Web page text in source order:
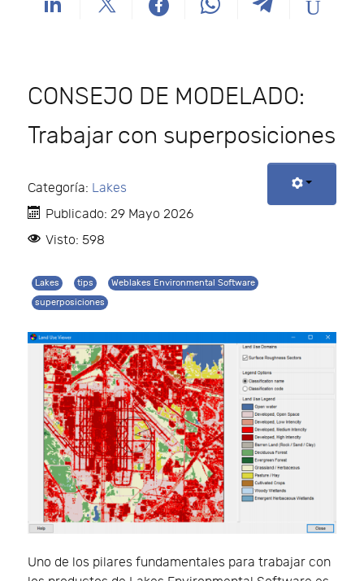
CONSEJO DE MODELADO:
Trabajar con superposiciones
Categoría: Lakes
Publicado: 29 Mayo 2026
Visto: 598
Lakes tips
Weblakes Environmental Software
superposiciones
Uno de los pilares fundamentales para trabajar con